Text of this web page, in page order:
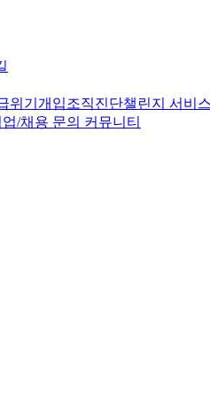
위기개입조직진단챌린지 서비스
업/채용 문의 커뮤니티